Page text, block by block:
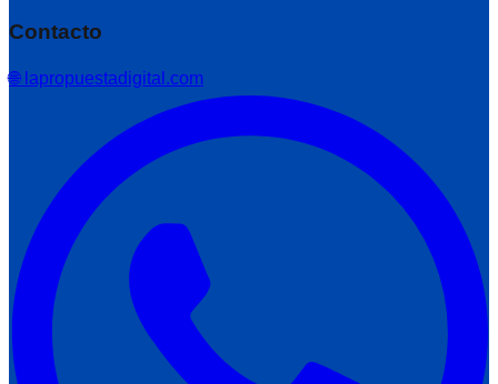
Contacto
🌐 lapropuestadigital.com